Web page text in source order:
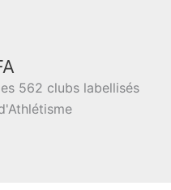
562 clubs labellisés